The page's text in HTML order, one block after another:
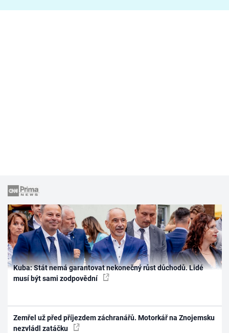
Kuba: Stát nemá garantovat nekonečný růst důchodů. Lidé
musí být sami zodpovědní
Zemřel už před příjezdem záchranářů. Motorkář na Znojemsku
nezvládl zatáčku